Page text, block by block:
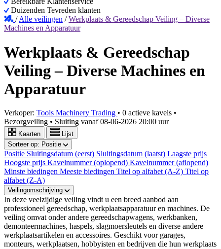
Duizenden Tevreden klanten
/Alle veilingen /Werkplaats & Gereedschap Veiling – Diverse
Machines en Apparatuur
Werkplaats & Gereedschap
Veiling – Diverse Machines en
Apparatuur
Verkoper: Tools Machinery Trading • 0 actieve kavels •
Bezorgveiling • Sluiting vanaf08-06-2026 20:00 uur
Kaarten
Lijst
Sorteer op: Positie
Positie Sluitingsdatum (eerst) Sluitingsdatum (laatst) Laagste prijs
Hoogste prijs Kavelnummer (oplopend) Kavelnummer (aflopend)
Minste biedingen Meeste biedingen Titel op alfabet (A-Z) Titel op
alfabet (Z-A)
Veilingomschrijving
In deze veelzijdige veiling vindt u een breed aanbod aan
professioneel gereedschap, werkplaatsapparatuur en machines. De
veiling omvat onder andere gereedschapwagens, werkbanken,
demonteermachines, haspels, slagmoersleutels en diverse andere
werkplaatsartikelen en accessoires. Geschikt voor garages,
monteurs, werkplaatsen, hobbyisten en bedrijven die hun werkplaats